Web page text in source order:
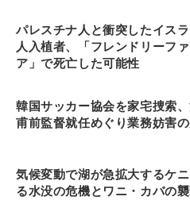
パレスチナ人と衝突したイス
人入植者、「フレンドリーファ
ア」で死亡した可能性
韓国サッカー協会を家宅捜索
甫前監督就任めぐり業務妨害
気候変動で湖が急拡大するケ
る水没の危機とワニ・カバの